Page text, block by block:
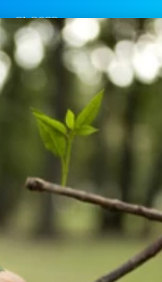
21, 2022